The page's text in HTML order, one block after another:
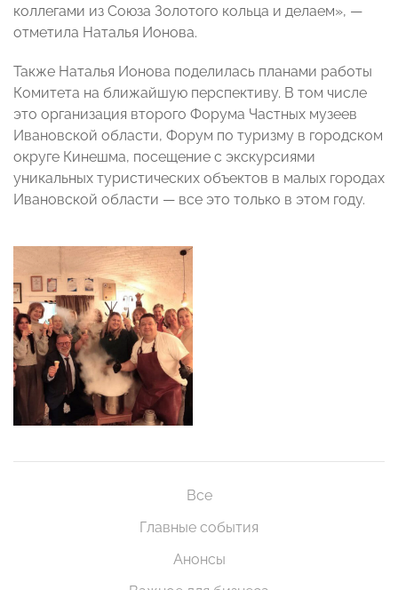
коллегами из Союза Золотого кольца и делаем», —
отметила Наталья Ионова.
Также Наталья Ионова поделилась планами работы
Комитета на ближайшую перспективу. В том числе
это организация второго Форума Частных музеев
Ивановской области, Форум по туризму в городском
округе Кинешма, посещение с экскурсиями
уникальных туристических объектов в малых городах
Ивановской области — все это только в этом году.
Все
Главные события
Анонсы